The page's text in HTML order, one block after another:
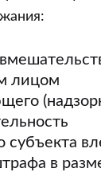
лицом
субъекта
в